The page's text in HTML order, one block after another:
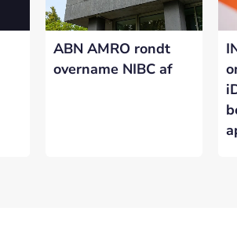
ABN AMRO rondt
overname NIBC af